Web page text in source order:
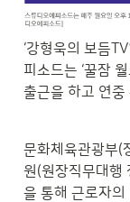
‘강형욱의 보듬
피소드는 ‘꿀잠
출근을 하고 연
문화체육관광부(
원(원장직무대행
을 통해 근로자